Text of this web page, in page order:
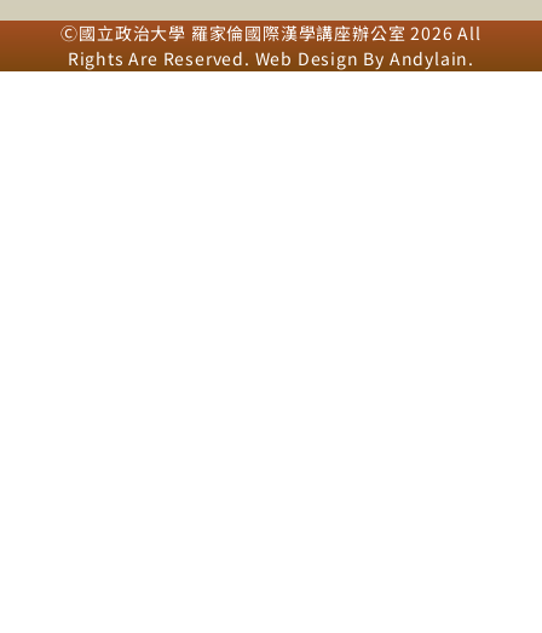
Ⓒ國立政治大學 羅家倫國際漢學講座辦公室 2026 All
Rights Are Reserved. Web Design By Andylain.